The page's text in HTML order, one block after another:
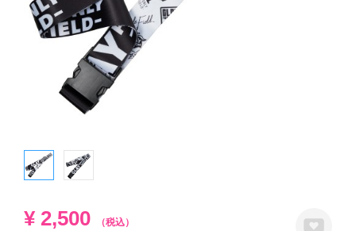
¥ 2,500
（税込）